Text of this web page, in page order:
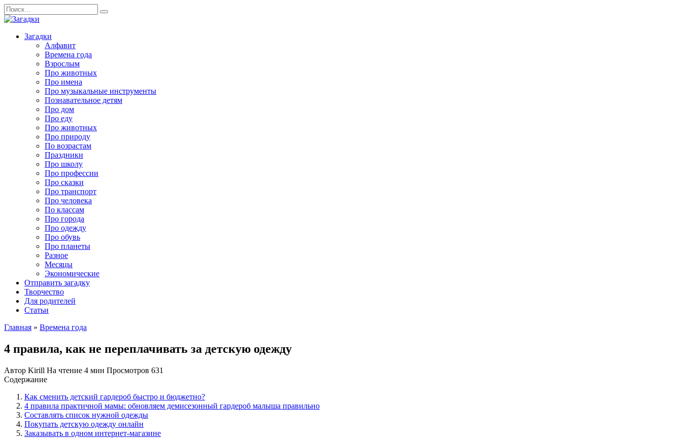
Перейти
к
содержанию
Search
for:
Загадки
Алфавит
Времена года
Взрослым
Про животных
Про имена
Про музыкальные инструменты
Познавательное детям
Про дом
Про еду
Про животных
Про природу
По возрастам
Праздники
Про школу
Про профессии
Про сказки
Про транспорт
Про человека
По классам
Про города
Про одежду
Про обувь
Про планеты
Разное
Месяцы
Экономические
Отправить загадку
Творчество
Для родителей
Статьи
Главная » Времена года
4 правила, как не переплачивать за детскую одежду
Автор Kirill На чтение 4 мин Просмотров 631
Содержание
Как сменить детский гардероб быстро и бюджетно?
4 правила практичной мамы: обновляем демисезонный гардероб малыша правильно
Составлять список нужной одежды
Покупать детскую одежду онлайн
Заказывать в одном интернет-магазине